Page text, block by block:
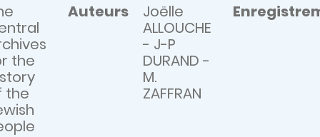
the
the
Auteurs
Joëlle
ALLOUCHE
- J-P
DURAND -
M.
ZAFFRAN